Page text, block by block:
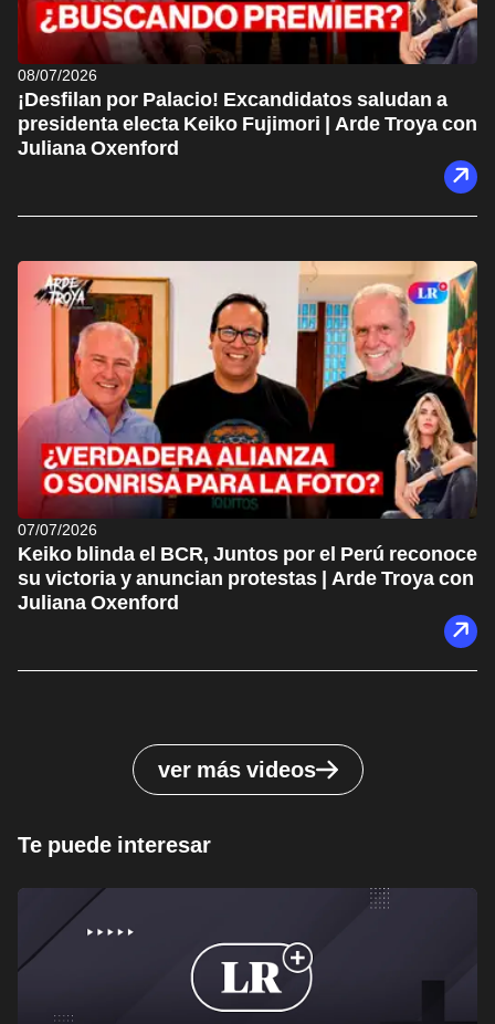
08/07/2026
¡Desfilan por Palacio! Excandidatos saludan a
presidenta electa Keiko Fujimori | Arde Troya con
Juliana Oxenford
07/07/2026
Keiko blinda el BCR, Juntos por el Perú reconoce
su victoria y anuncian protestas | Arde Troya con
Juliana Oxenford
ver más videos
Te puede interesar